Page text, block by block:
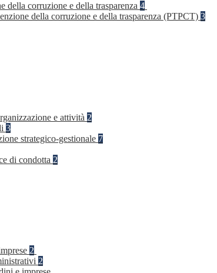
della corruzione e della trasparenza 4
della corruzione e della trasparenza (PTPCT) 3
e attività 2
3
strategico-gestionale 7
di condotta 2
2
2